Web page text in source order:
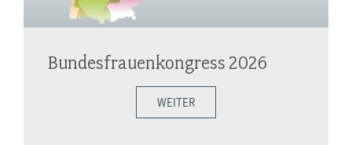
Bundesfrauenkongress 2026
WEITER